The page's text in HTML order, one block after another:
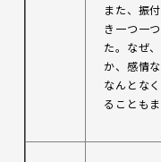
また、振
き一つ一
た。なぜ
か、感情
なんとな
ることも